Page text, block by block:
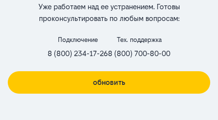
Уже работаем над ее устранением. Готовы
проконсультировать по любым вопросам:
Подключение
8 (800) 234-17-26
Тех. поддержка
8 (800) 700-80-00
обновить